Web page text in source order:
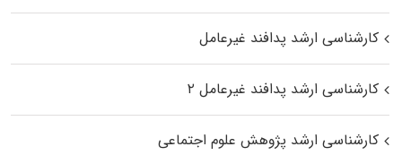
کارشناسی ارشد پدافند غیرعامل
کارشناسی ارشد پدافند غیرعامل ۲
کارشناسی ارشد پژوهش علوم اجتماعی